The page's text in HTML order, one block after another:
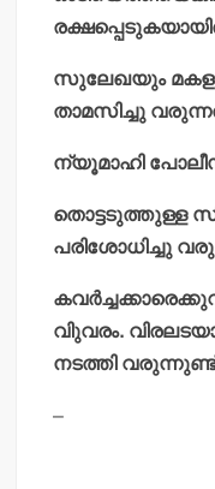
സുലേഖയും മകളും
താമസിച്ചു
ന്യൂമാഹി
തൊട്ടടുത്തുള്ള
പരിശോധിച്ചു
വിുവരം.
നടത്തി
–